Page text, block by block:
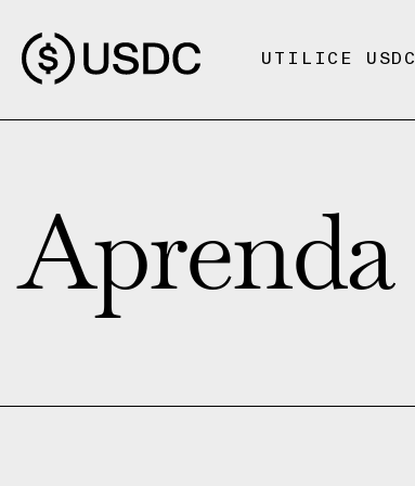
UTILICE USDC
Aprenda